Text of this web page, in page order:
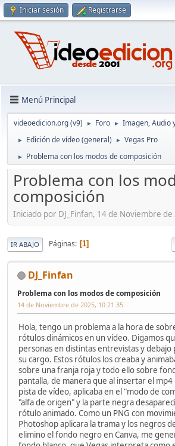
Iniciar sesión Registrarse
Menú Principal
videoedicion.org (v9) ► Foro ► Imagen, Audio
► Edición de vídeo (general) ► Vegas Pro
► Problema con los modos de composición
Problema con los
composición
Iniciado por DJ_Finfan, 14 de Noviembre
IR ABAJO Páginas 1
DJ_Finfan
Problema con los modos de composición
14 de Noviembre de 2025, 10:21:35
Hola, tengo un problema a la hora de
rótulos dinámicos en un vídeo. Digamos
personas en distintas entrevistas y
su cargo. Estos rótulos los creaba y
sobre una franja roja y todo ello sobre
pantalla, de manera que al insertar el
pista de vídeo, aplicaba en el "modo de
"alfa de origen" y la parte negra
rótulo animado. Como un PNG con
Photoshop aplicara la trama y los negros
elimino el fondo negro en Canva, me